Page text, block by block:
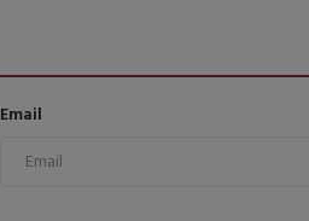
Email